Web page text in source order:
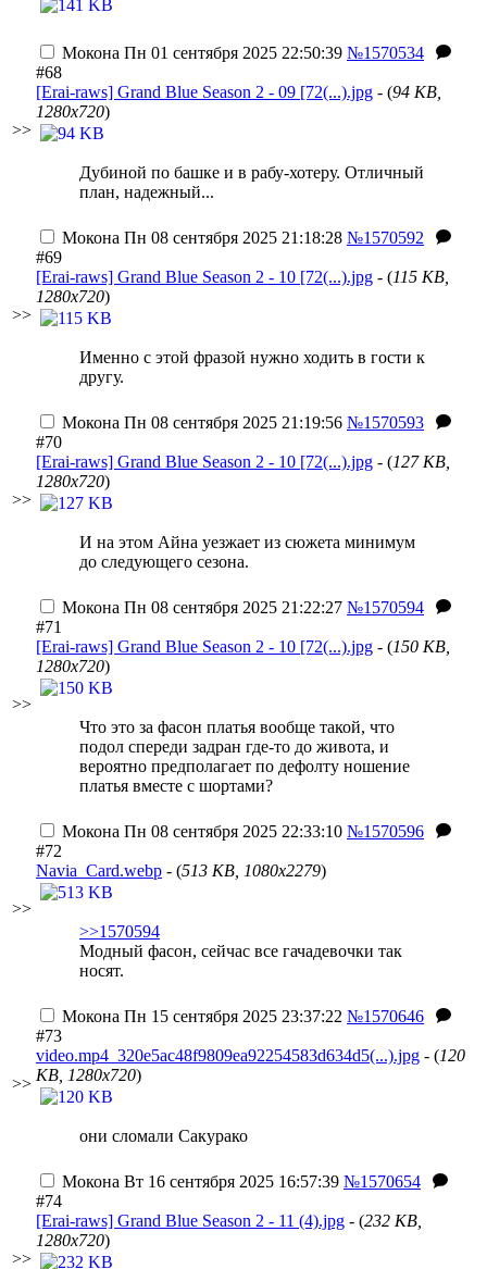
>>
Мокона Пн 01 сентября 2025 22:50:39 №1570534
#68
[Erai-raws] Grand Blue Season 2 - 09 [72(...).jpg - (94 KB,
1280x720)
Дубиной по башке и в рабу-хотеру. Отличный
план, надежный...
>>
Мокона Пн 08 сентября 2025 21:18:28 №1570592
#69
[Erai-raws] Grand Blue Season 2 - 10 [72(...).jpg - (115 KB,
1280x720)
Именно с этой фразой нужно ходить в гости к
другу.
>>
Мокона Пн 08 сентября 2025 21:19:56 №1570593
#70
[Erai-raws] Grand Blue Season 2 - 10 [72(...).jpg - (127 KB,
1280x720)
И на этом Айна уезжает из сюжета минимум
до следующего сезона.
>>
Мокона Пн 08 сентября 2025 21:22:27 №1570594
#71
[Erai-raws] Grand Blue Season 2 - 10 [72(...).jpg - (150 KB,
1280x720)
Что это за фасон платья вообще такой, что
подол спереди задран где-то до живота, и
вероятно предполагает по дефолту ношение
платья вместе с шортами?
>>
Мокона Пн 08 сентября 2025 22:33:10 №1570596
#72
Navia_Card.webp - (513 KB, 1080x2279)
>>1570594
Модный фасон, сейчас все гачадевочки так
носят.
>>
Мокона Пн 15 сентября 2025 23:37:22 №1570646
#73
video.mp4_320e5ac48f9809ea92254583d634d5(...).jpg - (120
KB, 1280x720)
они сломали Сакурако
>>
Мокона Вт 16 сентября 2025 16:57:39 №1570654
#74
[Erai-raws] Grand Blue Season 2 - 11 (4).jpg - (232 KB,
1280x720)